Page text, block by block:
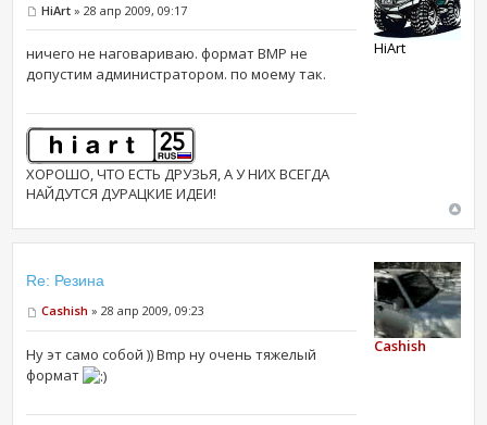
HiArt » 28 апр 2009, 09:17
ничего не наговариваю. формат BMP не
допустим администратором. по моему так.
ХОРОШО, ЧТО ЕСТЬ ДРУЗЬЯ, А У НИХ ВСЕГДА
НАЙДУТСЯ ДУРАЦКИЕ ИДЕИ!
HiArt
Re: Резина
Cashish » 28 апр 2009, 09:23
Ну эт само собой )) Bmp ну очень тяжелый
формат
Cashish